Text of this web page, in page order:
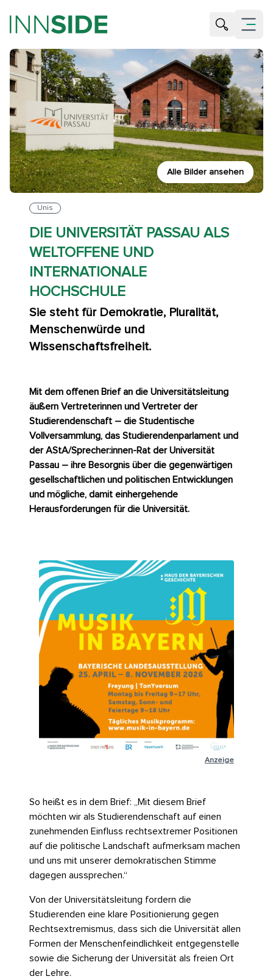
Suche
Menü
Alle Bilder ansehen
Unis
DIE UNIVERSITÄT PASSAU ALS
WELTOFFENE UND
INTERNATIONALE
HOCHSCHULE
Sie steht für Demokratie, Pluralität,
Menschenwürde und
Wissenschaftsfreiheit.
Mit dem offenen Brief an die Universitätsleitung
äußern Vertreterinnen und Vertreter der
Studierendenschaft – die Studentische
Vollversammlung, das Studierendenparlament und
der AStA/Sprecher:innen-Rat der Universität
Passau – ihre Besorgnis über die gegenwärtigen
gesellschaftlichen und politischen Entwicklungen
und mögliche, damit einhergehende
Herausforderungen für die Universität.
Anzeige
So heißt es in dem Brief: „Mit diesem Brief
möchten wir als Studierendenschaft auf einen
zunehmenden Einfluss rechtsextremer Positionen
auf die politische Landschaft aufmerksam machen
und uns mit unserer demokratischen Stimme
dagegen aussprechen.“
Von der Universitätsleitung fordern die
Studierenden eine klare Positionierung gegen
Rechtsextremismus, dass sich die Universität allen
Formen der Menschenfeindlichkeit entgegenstelle
sowie die Sicherung der Universität als freien Ort
der Lehre.